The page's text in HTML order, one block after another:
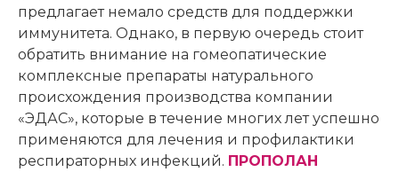
предлагает немало средств для поддержки
иммунитета. Однако, в первую очередь стоит
обратить внимание на гомеопатические
комплексные препараты натурального
происхождения производства компании
«ЭДАС», которые в течение многих лет успешно
применяются для лечения и профилактики
респираторных инфекций. ПРОПОЛАН